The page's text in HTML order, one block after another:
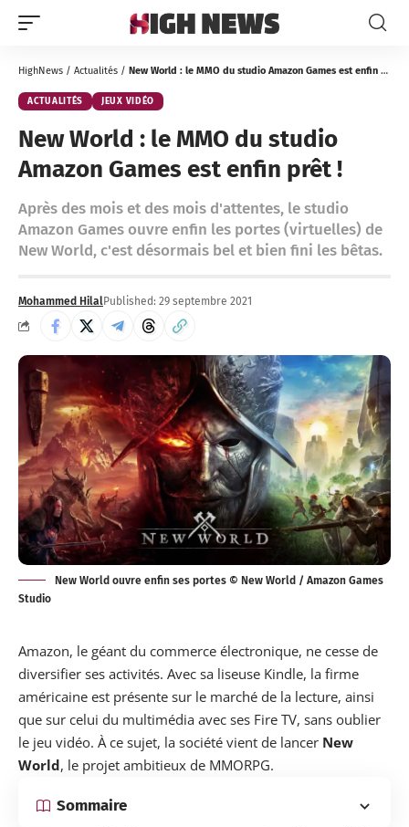
HighNews / Actualités / New World : le MMO du studio Amazon Games est enfin prêt !
ACTUALITÉS JEUX VIDÉO
New World : le MMO du studio
Amazon Games est enfin prêt !
Après des mois et des mois d'attentes, le studio
Amazon Games ouvre enfin les portes (virtuelles) de
New World, c'est désormais bel et bien fini les bêtas.
Mohammed HilalPublished: 29 septembre 2021
New World ouvre enfin ses portes © New World / Amazon Games
Studio
Amazon, le géant du commerce électronique, ne cesse de
diversifier ses activités. Avec sa liseuse Kindle, la firme
américaine est présente sur le marché de la lecture, ainsi
que sur celui du multimédia avec ses Fire TV, sans oublier
le jeu vidéo. À ce sujet, la société vient de lancer New
World, le projet ambitieux de MMORPG.
Sommaire